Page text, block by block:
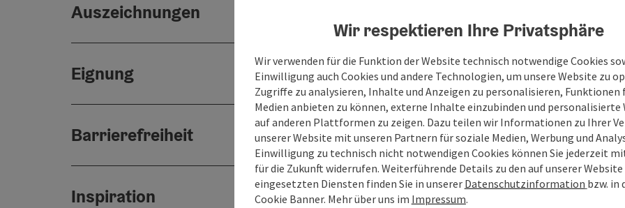
Auszeichnungen
Eignung
Barrierefreiheit
Inspiration
Wir respektieren Ihre Privatsphäre
Wir verwenden für die Funktion der Website technisch notwendige Cookies
Einwilligung auch Cookies und andere Technologien, um unsere Website zu
Zugriffe zu analysieren, Inhalte und Anzeigen zu personalisieren, Funktionen
Medien anbieten zu können, externe Inhalte einzubinden und personalisierte
auf anderen Plattformen zu zeigen. Dazu teilen wir Informationen zu Ihrer
unserer Website mit unseren Partnern für soziale Medien, Werbung und
Einwilligung zu technisch nicht notwendigen Cookies können Sie jederzeit
für die Zukunft widerrufen. Weiterführende Details zu den auf unserer Website
eingesetzten Diensten finden Sie in unserer Datenschutzinformation bzw. in
Cookie Banner. Mehr über uns im Impressum.